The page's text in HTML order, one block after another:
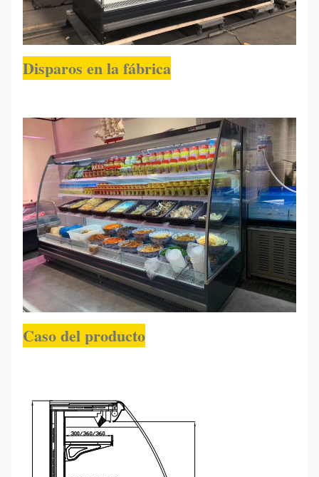
Disparos en la fábrica
Caso del producto